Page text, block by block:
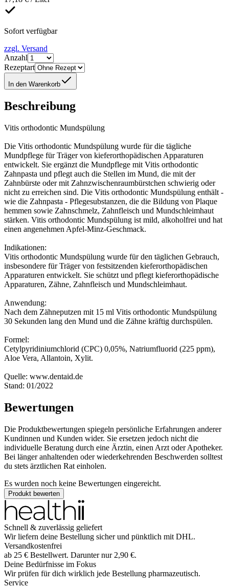
Sofort verfügbar
zzgl. Versand
Anzahl
Rezeptart
In den Warenkorb
Beschreibung
Vitis orthodontic Mundspülung
Die Vitis orthodontic Mundspülung wurde für die tägliche
Mundpflege für Träger von kieferorthopädischen Apparaturen
entwickelt. Sie ergänzt die Mundpflege mit Vitis orthodontic
Zahnpasta und pflegt auch die Stellen im Mund, die mit der
Zahnbürste oder mit Zahnzwischenraumbürstchen schwierig oder
nicht zu erreichen sind. Die Vitis orthodontic Mundspülung enthält -
wie die Zahnpasta - Pflegesubstanzen, die die Bildung von Plaque
hemmen sowie Zahnschmelz, Zahnfleisch und Mundschleimhaut
stärken. Vitis orthodontic Mundspülung ist mild, alkoholfrei und hat
einen angenehmen Apfel-Minz-Geschmack.
Indikationen:
Vitis orthodontic Mundspülung wurde für den täglichen Gebrauch,
insbesondere für Träger von festsitzenden kieferorthopädischen
Apparaturen entwickelt. Sie schützt und pflegt kieferorthopädische
Apparaturen, Zähne, Zahnfleisch und Mundschleimhaut.
Anwendung:
Nach dem Zähneputzen mit 15 ml Vitis orthodontic Mundspülung
30 Sekunden lang den Mund und die Zähne kräftig durchspülen.
Formel:
Cetylpyridiniumchlorid (CPC) 0,05%, Natriumfluorid (225 ppm),
Aloe Vera, Allantoin, Xylit.
Quelle: www.dentaid.de
Stand: 01/2022
Bewertungen
Die Produktbewertungen spiegeln persönliche Erfahrungen anderer
Kundinnen und Kunden wider. Sie ersetzen jedoch nicht die
individuelle Beratung durch eine Ärztin, einen Arzt oder Apotheker.
Bei länger anhaltenden oder wiederkehrenden Beschwerden solltest
du stets ärztlichen Rat einholen.
Es wurden noch keine Bewertungen eingereicht.
Produkt bewerten
Schnell & zuverlässig geliefert
Wir liefern deine Bestellung sicher und pünktlich mit DHL.
Versandkostenfrei
ab 25 € Bestellwert. Darunter nur 2,90 €.
Deine Bedürfnisse im Fokus
Wir prüfen für dich wirklich jede Bestellung pharmazeutisch.
Service